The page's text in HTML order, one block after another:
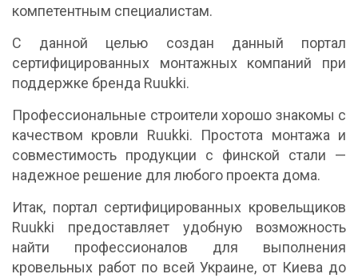
компетентным специалистам.
С данной целью создан данный портал
сертифицированных монтажных компаний при
поддержке бренда Ruukki.
Профессиональные строители хорошо знакомы с
качеством кровли Ruukki. Простота монтажа и
совместимость продукции с финской стали —
надежное решение для любого проекта дома.
Итак, портал сертифицированных кровельщиков
Ruukki предоставляет удобную возможность
найти профессионалов для выполнения
кровельных работ по всей Украине, от Киева до